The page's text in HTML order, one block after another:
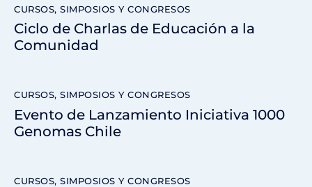
CURSOS, SIMPOSIOS Y CONGRESOS
Ciclo de Charlas de Educación a la
Comunidad
CURSOS, SIMPOSIOS Y CONGRESOS
Evento de Lanzamiento Iniciativa 1000
Genomas Chile
CURSOS, SIMPOSIOS Y CONGRESOS